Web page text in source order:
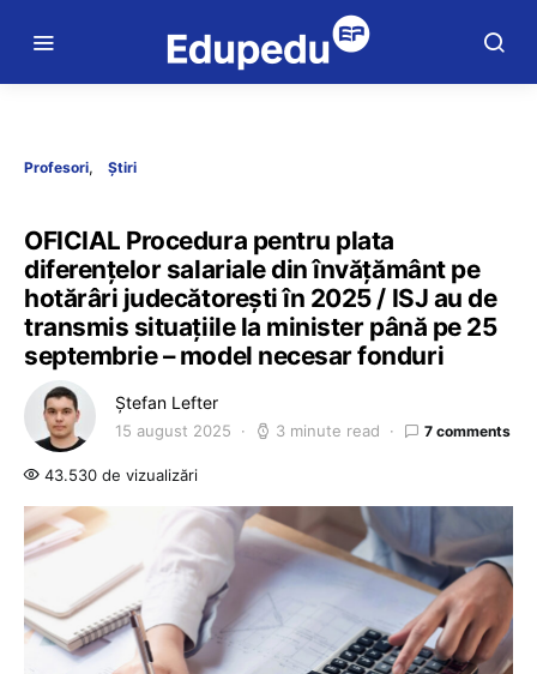
Profesori Știri
OFICIAL Procedura pentru plata
diferențelor salariale din învățământ pe
hotărâri judecătorești în 2025 / ISJ au de
transmis situațiile la minister până pe 25
septembrie – model necesar fonduri
Ștefan Lefter
15 august 2025 3 minute read 7 comments
43.530 de vizualizări